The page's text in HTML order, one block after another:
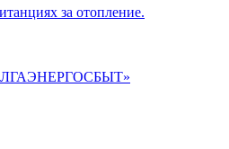
за отопление.